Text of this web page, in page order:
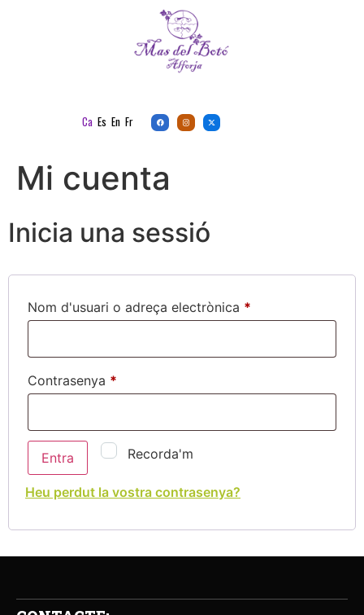
Ca Es En Fr
Mi cuenta
Inicia una sessió
Nom d'usuari o adreça electrònica *
Contrasenya *
Recorda'm
Entra
Heu perdut la vostra contrasenya?